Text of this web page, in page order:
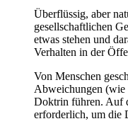
Überflüssig, aber
gesellschaftlichen
etwas stehen und
Verhalten in der
Von Menschen
Abweichungen
Doktrin führen. Auf
erforderlich, um die